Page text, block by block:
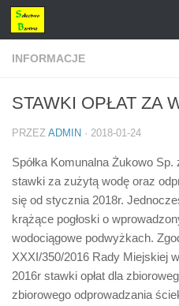
Przejdź do treści
INFORMACJE
STAWKI OPŁAT ZA
PRZEZ ADMIN · 2018-01-24
Spółka Komunalna Żukowo
stawki za zużytą wodę oraz
się od stycznia 2018r.
krążące pogłoski o
wodociągowe podwyżkach.
XXXI/350/2016 Rady Miejskiej
2016r stawki opłat dla
zbiorowego odprowadzania